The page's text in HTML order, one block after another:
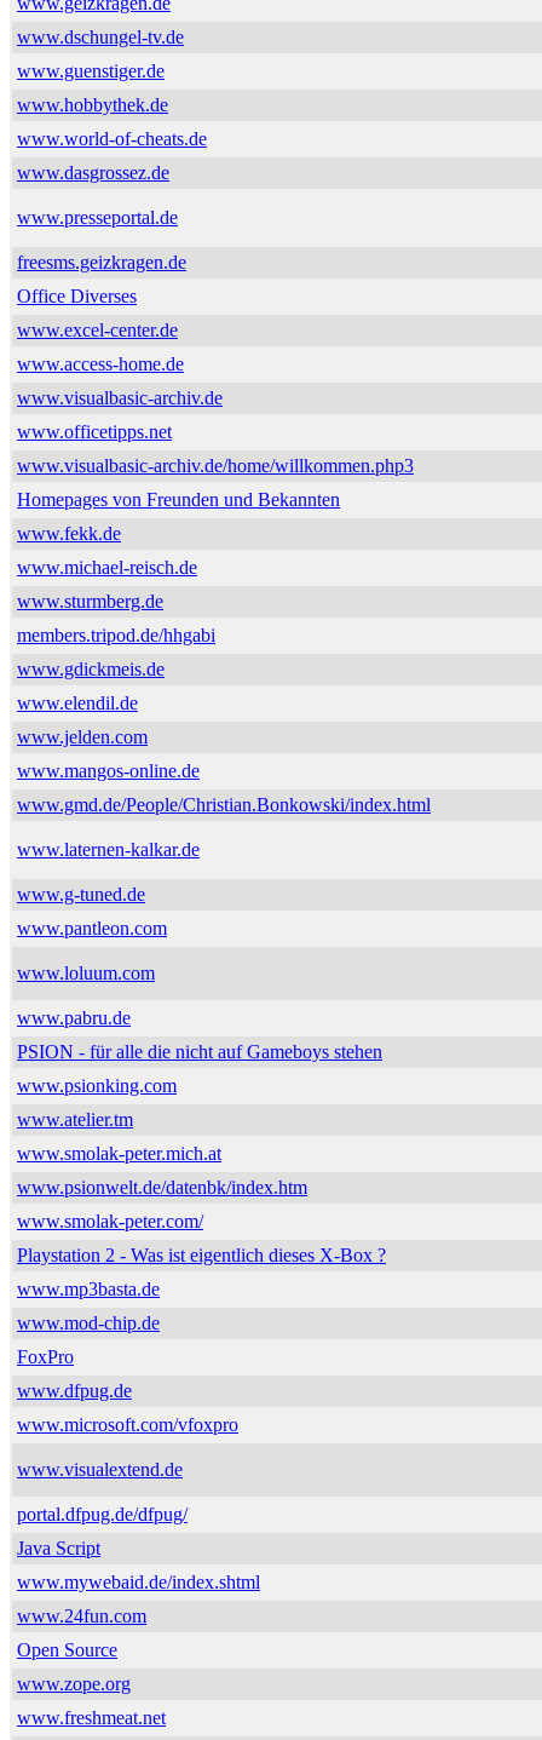
www.dschungel-tv.de
www.guenstiger.de
www.hobbythek.de
www.world-of-cheats.de
www.dasgrossez.de
www.presseportal.de
freesms.geizkragen.de
Office Diverses
www.excel-center.de
www.access-home.de
www.visualbasic-archiv.de
www.officetipps.net
www.visualbasic-archiv.de/home/willkommen.php3
Homepages von Freunden und Bekannten
www.fekk.de
www.michael-reisch.de
www.sturmberg.de
members.tripod.de/hhgabi
www.gdickmeis.de
www.elendil.de
www.jelden.com
www.mangos-online.de
www.gmd.de/People/Christian.Bonkowski/index.html
www.laternen-kalkar.de
www.g-tuned.de
www.pantleon.com
www.loluum.com
www.pabru.de
PSION - für alle die nicht auf Gameboys stehen
www.psionking.com
www.atelier.tm
www.smolak-peter.mich.at
www.psionwelt.de/datenbk/index.htm
www.smolak-peter.com/
Playstation 2 - Was ist eigentlich dieses X-Box ?
www.mp3basta.de
www.mod-chip.de
FoxPro
www.dfpug.de
www.microsoft.com/vfoxpro
www.visualextend.de
portal.dfpug.de/dfpug/
Java Script
www.mywebaid.de/index.shtml
www.24fun.com
Open Source
www.zope.org
www.freshmeat.net